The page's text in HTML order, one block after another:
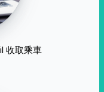
收取乘車